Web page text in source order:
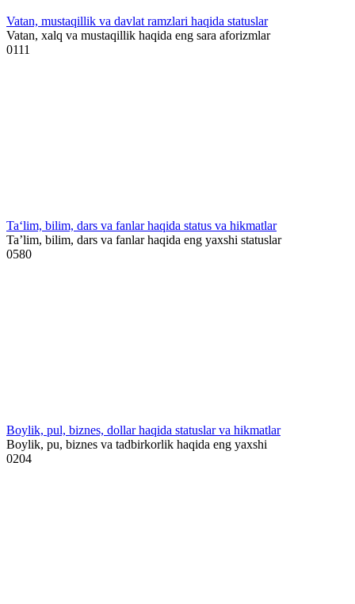
Vatan, mustaqillik va davlat ramzlari haqida statuslar
Vatan, xalq va mustaqillik haqida eng sara aforizmlar
0111
Ta‘lim, bilim, dars va fanlar haqida status va hikmatlar
Ta’lim, bilim, dars va fanlar haqida eng yaxshi statuslar
0580
Boylik, pul, biznes, dollar haqida statuslar va hikmatlar
Boylik, pu, biznes va tadbirkorlik haqida eng yaxshi
0204